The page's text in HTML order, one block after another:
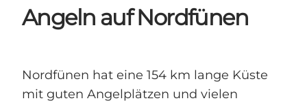
Essen und Trinken
Unterkünfte
Für Kinder
Angeln auf Nordfünen
Nordfünen hat eine 154 km lange Küste
mit guten Angelplätzen und vielen